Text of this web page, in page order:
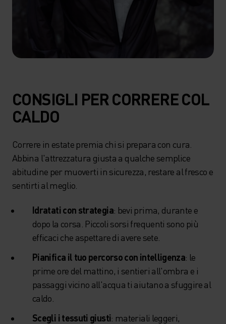
CONSIGLI PER CORRERE COL
CALDO
Correre in estate premia chi si prepara con cura.
Abbina l'attrezzatura giusta a qualche semplice
abitudine per muoverti in sicurezza, restare al fresco e
sentirti al meglio.
Idratati con strategia: bevi prima, durante e
dopo la corsa. Piccoli sorsi frequenti sono più
efficaci che aspettare di avere sete.
Pianifica il tuo percorso con intelligenza: le
prime ore del mattino, i sentieri all'ombra e i
passaggi vicino all'acqua ti aiutano a sfuggire al
caldo.
Scegli i tessuti giusti: materiali leggeri,